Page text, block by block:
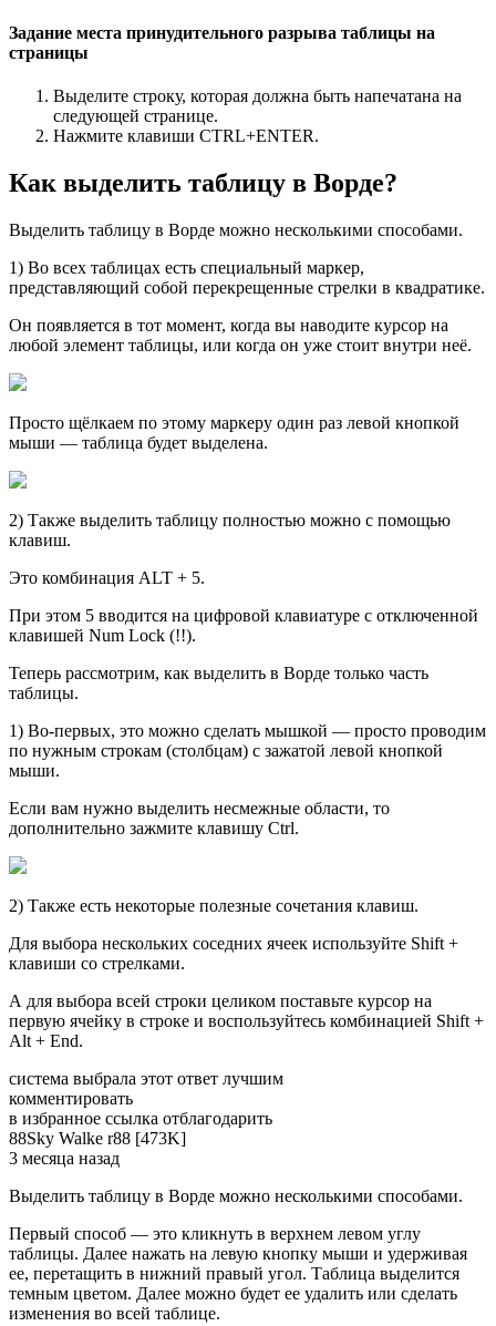
Задание места принудительного разрыва таблицы на
страницы
Выделите строку, которая должна быть напечатана на
следующей странице.
Нажмите клавиши CTRL+ENTER.
Как выделить таблицу в Ворде?
Выделить таблицу в Ворде можно несколькими способами.
1) Во всех таблицах есть специальный маркер,
представляющий собой перекрещенные стрелки в квадратике.
Он появляется в тот момент, когда вы наводите курсор на
любой элемент таблицы, или когда он уже стоит внутри неё.
Просто щёлкаем по этому маркеру один раз левой кнопкой
мыши — таблица будет выделена.
2) Также выделить таблицу полностью можно с помощью
клавиш.
Это комбинация ALT + 5.
При этом 5 вводится на цифровой клавиатуре с отключенной
клавишей Num Lock (!!).
Теперь рассмотрим, как выделить в Ворде только часть
таблицы.
1) Во-первых, это можно сделать мышкой — просто проводим
по нужным строкам (столбцам) с зажатой левой кнопкой
мыши.
Если вам нужно выделить несмежные области, то
дополнительно зажмите клавишу Ctrl.
2) Также есть некоторые полезные сочетания клавиш.
Для выбора нескольких соседних ячеек используйте Shift +
клавиши со стрелками.
А для выбора всей строки целиком поставьте курсор на
первую ячейку в строке и воспользуйтесь комбинацией Shift +
Alt + End.
система выбрала этот ответ лучшим
комментировать
в избранное ссылка отблагодарить
88Sky­ Walke­ r88 [473K]
3 месяца назад
Выделить таблицу в Ворде можно несколькими способами.
Первый способ — это кликнуть в верхнем левом углу
таблицы. Далее нажать на левую кнопку мыши и удерживая
ее, перетащить в нижний правый угол. Таблица выделится
темным цветом. Далее можно будет ее удалить или сделать
изменения во всей таблице.